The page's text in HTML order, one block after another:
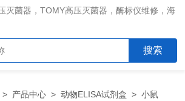
灭菌器，TOMY高压灭菌器，酶标仪维修，海
> 产品中心 >动物ELISA试剂盒 >小鼠